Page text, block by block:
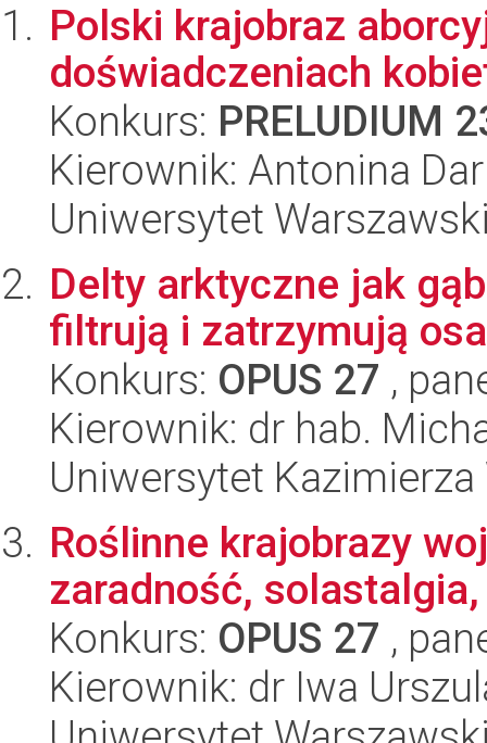
Polski krajobraz
doświadczeniach
Konkurs: PRELUDIUM
Kierownik: Antonina
Uniwersytet
Delty arktyczne jak
filtrują i zatrzymują
Konkurs: OPUS 27 ,
Kierownik: dr hab.
Uniwersytet
Roślinne krajobrazy
zaradność,
Konkurs: OPUS 27 ,
Kierownik: dr Iwa